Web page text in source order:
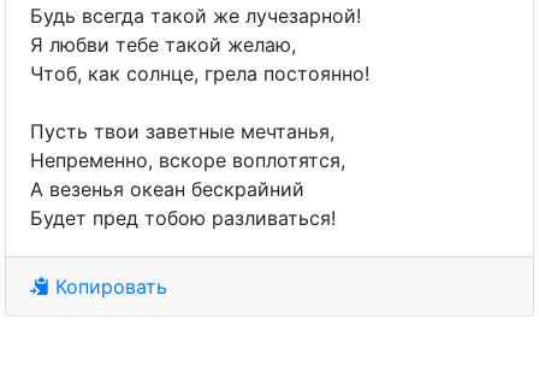
Будь всегда такой же лучезарной!
Я любви тебе такой желаю,
Чтоб, как солнце, грела постоянно!
Пусть твои заветные мечтанья,
Непременно, вскоре воплотятся,
А везенья океан бескрайний
Будет пред тобою разливаться!
Копировать